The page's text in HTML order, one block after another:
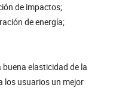
de impactos;
de energía;
elasticidad de la
los usuarios un mejor